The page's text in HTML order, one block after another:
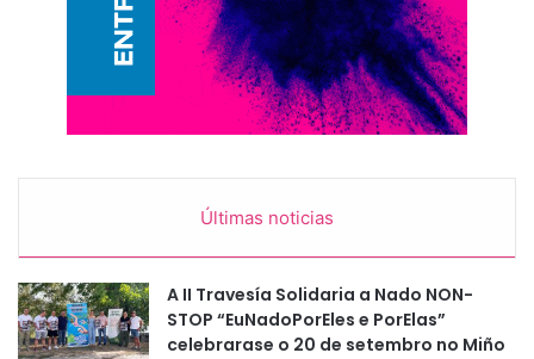
Últimas noticias
A II Travesía Solidaria a Nado NON-
STOP “EuNadoPorEles e PorElas”
celebrarase o 20 de setembro no Miño